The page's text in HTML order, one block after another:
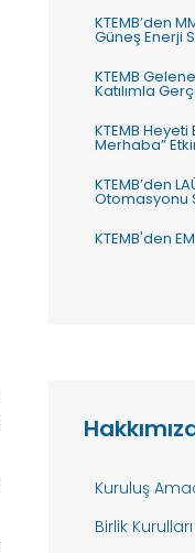
KTEMB’den
Güneş Enerji
KTEMB
Katılımla
KTEMB Heyeti
Merhaba”
KTEMB’den
Otomasyonu
KTEMB'den
Kuruluş
Birlik